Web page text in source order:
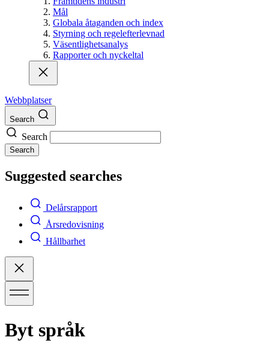
Mål
Globala åtaganden och index
Styrning och regelefterlevnad
Väsentlighetsanalys
Rapporter och nyckeltal
Webbplatser
Search
Search
Search
Suggested searches
Delårsrapport
Årsredovisning
Hållbarhet
Byt språk